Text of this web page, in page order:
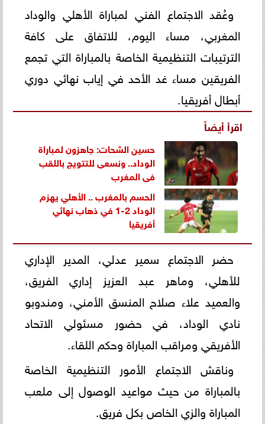
وعُقد الاجتماع الفني لمباراة الأهلي والوداد
المغربي، مساء اليوم، للاتفاق على كافة
الترتيبات التنظيمية الخاصة بالمباراة التي تجمع
الفريقين مساء غد الأحد في إياب نهائي دوري
أبطال أفريقيا.
اقرأ أيضاً
حسين الشحات: جاهزون لمباراة
الوداد.. ونسعى للتتويج باللقب
فى المغرب
الحسم بالمغرب .. الأهلي يهزم
الوداد 2-1 في ذهاب نهائي
أفريقيا
حضر الاجتماع سمير عدلي، المدير الإداري
للأهلي، وماهر عبد العزيز إداري الفريق،
والعميد علاء صلاح المنسق الأمني، ومندوبو
نادي الوداد، في حضور مسئولي الاتحاد
الأفريقي ومراقب المباراة وحكم اللقاء.
وناقش الاجتماع الأمور التنظيمية الخاصة
بالمباراة من حيث مواعيد الوصول إلى ملعب
المباراة والزي الخاص بكل فريق.